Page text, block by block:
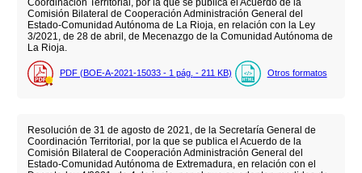
Comisión Bilateral de Cooperación Administración General del
Estado-Comunidad Autónoma de La Rioja, en relación con la Ley
3/2021, de 28 de abril, de Mecenazgo de la Comunidad Autónoma de
La Rioja.
PDF (BOE-A-2021-15033 - 1 pág. - 211 KB) Otros formatos
Resolución de 31 de agosto de 2021, de la Secretaría General de
Coordinación Territorial, por la que se publica el Acuerdo de la
Comisión Bilateral de Cooperación Administración General del
Estado-Comunidad Autónoma de Extremadura, en relación con el